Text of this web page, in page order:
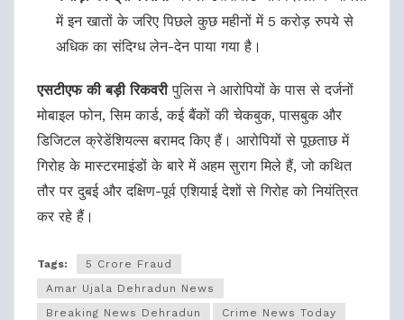
में इन खातों के जरिए पिछले कुछ महीनों में 5 करोड़ रुपये से
अधिक का संदिग्ध लेन-देन पाया गया है।
एसटीएफ की बड़ी रिकवरीपुलिस ने आरोपियों के पास से दर्जनों
मोबाइल फोन, सिम कार्ड, कई बैंकों की चेकबुक, पासबुक और
डिजिटल क्रेडेंशियल्स बरामद किए हैं। आरोपियों से पूछताछ में
गिरोह के मास्टरमाइंडों के बारे में अहम सुराग मिले हैं, जो कथित
तौर पर दुबई और दक्षिण-पूर्व एशियाई देशों से गिरोह को नियंत्रित
कर रहे हैं।
Tags:
5 Crore Fraud
Amar Ujala Dehradun News
Breaking News Dehradun
Crime News Today